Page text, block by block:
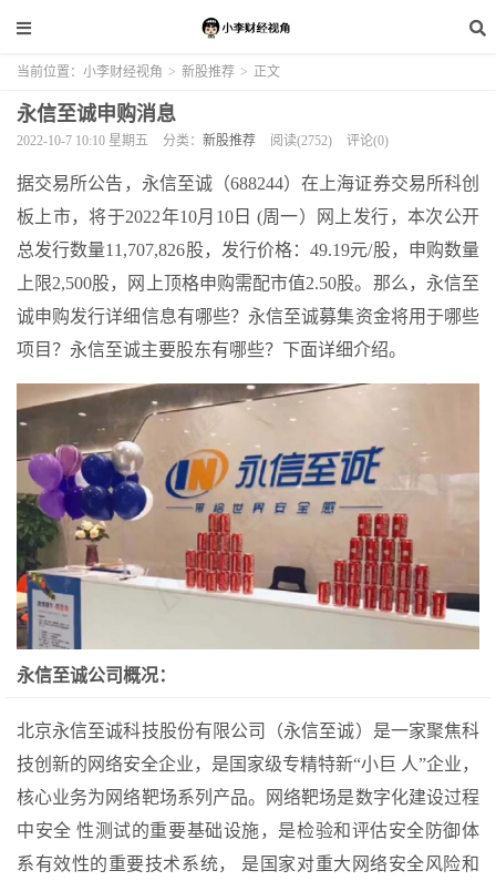
当前位置： 小李财经视角 > 新股推荐 > 正文
永信至诚申购消息
2022-10-7 10:10 星期五 分类： 新股推荐 阅读(2752) 评论(0)
据交易所公告，永信至诚（688244）在上海证券交易所科创
板上市，将于2022年10月10日 (周一）网上发行，本次公开
总发行数量11,707,826股，发行价格：49.19元/股，申购数量
上限2,500股，网上顶格申购需配市值2.50股。那么，永信至
诚申购发行详细信息有哪些？永信至诚募集资金将用于哪些
项目？永信至诚主要股东有哪些？下面详细介绍。
永信至诚公司概况：
北京永信至诚科技股份有限公司（永信至诚）是一家聚焦科
技创新的网络安全企业，是国家级专精特新“小巨 人”企业，
核心业务为网络靶场系列产品。网络靶场是数字化建设过程
中安全 性测试的重要基础设施，是检验和评估安全防御体
系有效性的重要技术系统， 是国家对重大网络安全风险和